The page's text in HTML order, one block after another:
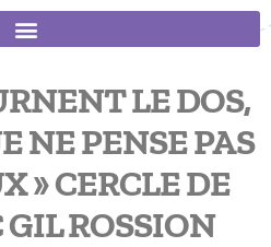
LE DOS,
NE PENSE PAS
» CERCLE DE
ROSSION